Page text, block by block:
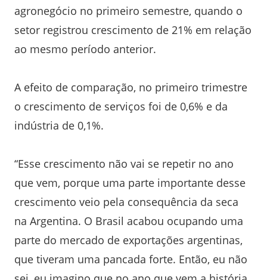
agronegócio no primeiro semestre, quando o
setor registrou crescimento de 21% em relação
ao mesmo período anterior.
A efeito de comparação, no primeiro trimestre
o crescimento de serviços foi de 0,6% e da
indústria de 0,1%.
“Esse crescimento não vai se repetir no ano
que vem, porque uma parte importante desse
crescimento veio pela consequência da seca
na Argentina. O Brasil acabou ocupando uma
parte do mercado de exportações argentinas,
que tiveram uma pancada forte. Então, eu não